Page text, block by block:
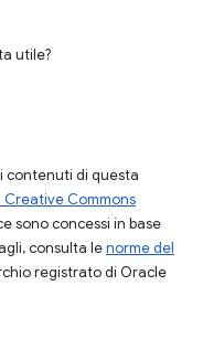
utile?
contenuti di questa
Creative Commons
sono concessi in base
consulta lenorme del
registrato di Oracle